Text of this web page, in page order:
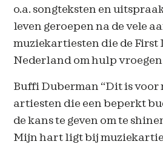
o.a. songteksten en
leven geroepen na de vele
muziekartiesten die de First
Nederland om hulp
Buffi Duberman “Dit is voor
artiesten die een beperkt
de kans te geven om te
Mijn hart ligt bij